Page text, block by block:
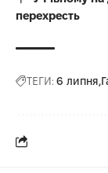
перехресть
ТЕГИ: 6 липня